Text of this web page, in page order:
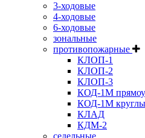
3-ходовые
4-ходовые
6-ходовые
зональные
противопожарные
КЛОП-1
КЛОП-2
КЛОП-3
КОД-1М
КОД-1М
КЛАД
КДМ-2